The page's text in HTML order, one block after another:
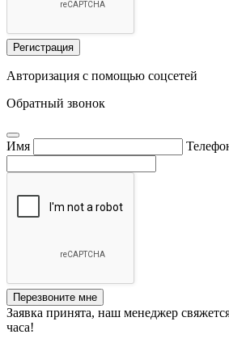
Регистрация
Авторизация с помощью соцсетей
Обратный звонок
Имя
Перезвоните мне
Заявка принята, наш менеджер
часа!